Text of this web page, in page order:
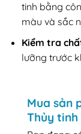
tinh bằng
màu và sắc
Kiểm tra
lưỡng trước
Mua sản
Thủy tinh